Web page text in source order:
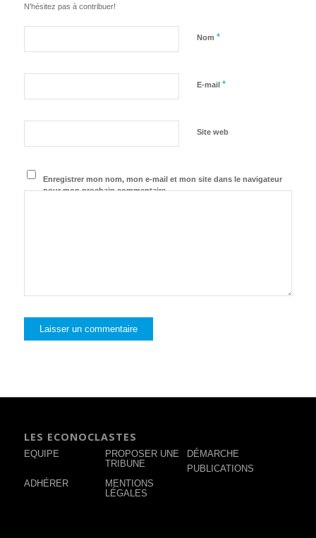
N'hésitez pas à contribuer!
Nom *
E-mail *
Site web
Enregistrer mon nom, mon e-mail et mon site dans le navigateur
pour mon prochain commentaire.
LES ECONOCLASTES
EQUIPE
PROPOSER UNE
TRIBUNE
DÉMARCHE
PUBLICATIONS
ADHÉRER
MENTIONS
LÉGALES